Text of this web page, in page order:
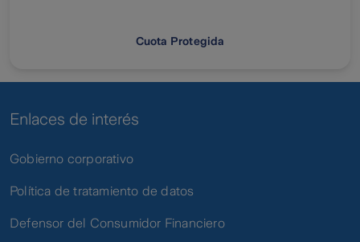
Cuota Protegida
Enlaces de interés
Gobierno corporativo
Política de tratamiento de datos
Defensor del Consumidor Financiero